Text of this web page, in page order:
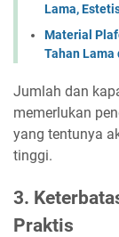
Lama,
Material
Tahan Lama
Jumlah dan
memerlukan
yang tentunya
tinggi.
3.
Praktis